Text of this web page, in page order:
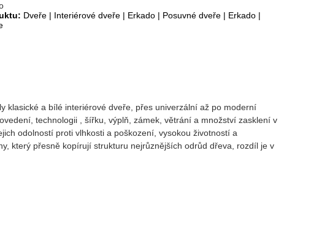
Dveře | Interiérové dveře | Erkado | Posuvné dveře | Erkado |
klasické a bílé interiérové dveře, přes univerzální až po moderní
technologii , šířku, výplň, zámek, větrání a množství zasklení v
odolností proti vlhkosti a poškození, vysokou životností a
který přesně kopírují strukturu nejrůznějších odrůd dřeva, rozdíl je v